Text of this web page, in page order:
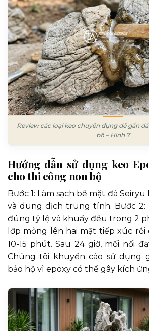
Review các loại keo chuyên dụng để gắn
bộ – Hình 7
Hướng dẫn sử dụng keo
cho thi công non bộ
Bước 1: Làm sạch bề mặt đá
và dung dịch trung tính. Bước 2:
đúng tỷ lệ và khuấy đều trong 2
lớp mỏng lên hai mặt tiếp xúc
10-15 phút. Sau 24 giờ, mối nối
Chúng tôi khuyến cáo sử dụng
bảo hộ vì epoxy có thể gây kích